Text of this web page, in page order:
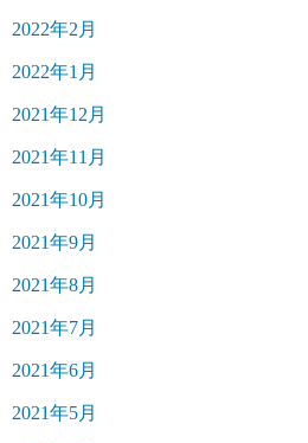
2022年2月
2022年1月
2021年12月
2021年11月
2021年10月
2021年9月
2021年8月
2021年7月
2021年6月
2021年5月